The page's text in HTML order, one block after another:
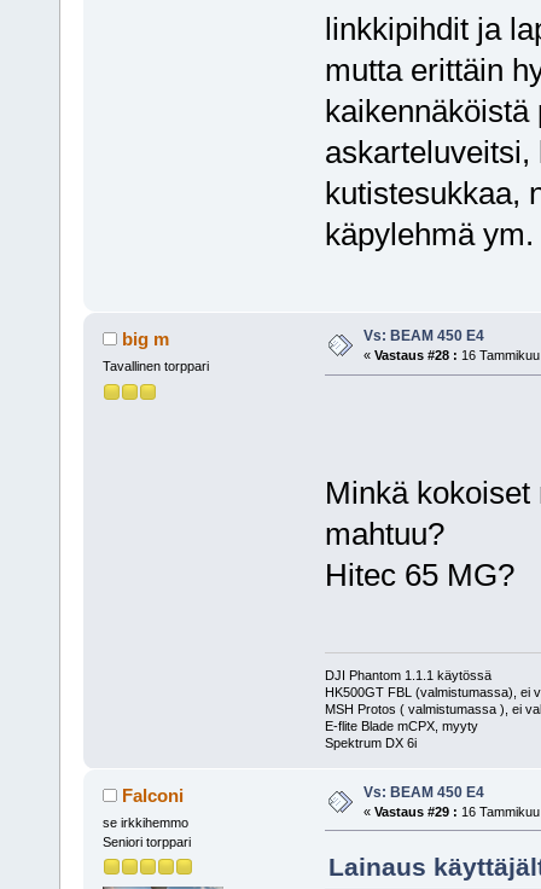
linkkipihdit ja
mutta erittäin
kutistesukkaa,
käpylehmä
big m
Tavallinen torppari
Vs: BEAM 450 E4
« Vastaus #28 : 16
Minkä
mahtuu?
Hitec 65 MG?
DJI Phantom 1.1.1 käytössä
HK500GT FBL (valmistumassa), ei
MSH Protos ( valmistumassa ), ei
E-flite Blade mCPX, myyty
Spektrum DX 6i
Falconi
se irkkihemmo
Seniori torppari
Vs: BEAM 450 E4
« Vastaus #29 : 16
Lainaus